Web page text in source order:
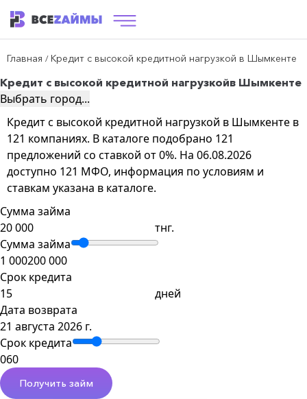
Главная / Кредит с высокой кредитной нагрузкой в Шымкенте
Кредит с высокой кредитной нагрузкойв Шымкенте
Выбрать город...
Кредит с высокой кредитной нагрузкой в Шымкенте в
121 компаниях. В каталоге подобрано 121
предложений со ставкой от 0%. На 06.08.2026
доступно 121 МФО, информация по условиям и
ставкам указана в каталоге.
Сумма займа
тнг.
Сумма займа
1 000200 000
Срок кредита
дней
Дата возврата
21 августа 2026 г.
Срок кредита
060
Получить займ